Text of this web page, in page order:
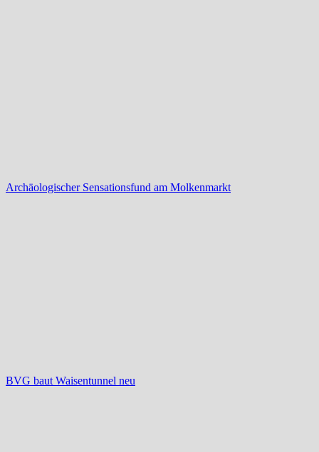
Archäologischer Sensationsfund am Molkenmarkt
BVG baut Waisentunnel neu